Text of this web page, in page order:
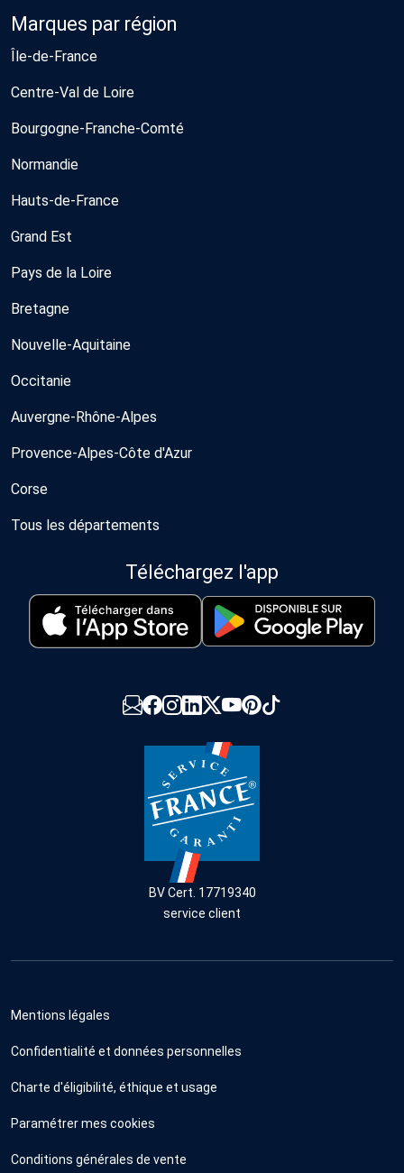
Marques par région
Île-de-France
Centre-Val de Loire
Bourgogne-Franche-Comté
Normandie
Hauts-de-France
Grand Est
Pays de la Loire
Bretagne
Nouvelle-Aquitaine
Occitanie
Auvergne-Rhône-Alpes
Provence-Alpes-Côte d'Azur
Corse
Tous les départements
Téléchargez l'app
BV Cert. 17719340
service client
Mentions légales
Confidentialité et données personnelles
Charte d'éligibilité, éthique et usage
Paramétrer mes cookies
Conditions générales de vente